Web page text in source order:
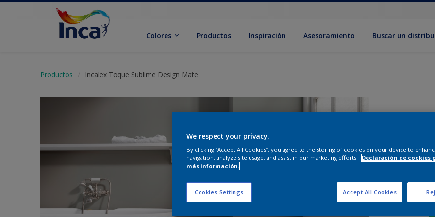
Colores Productos Inspiración Asesoramiento Buscar un
Productos Incalex Toque Sublime Design Mate
We respect your privacy.
By clicking “Accept All Cookies”, you agree to the storing of cookies on your device to
navigation, analyze site usage, and assist in our marketing efforts.
Declaración de cookies
más información.
Cookies Settings Accept All Cookies